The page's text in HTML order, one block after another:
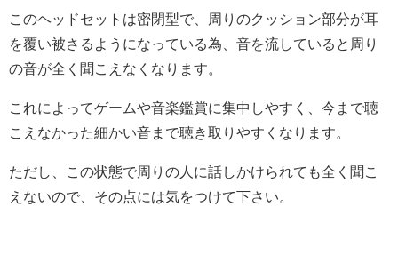
このヘッドセットは密閉型で、周りのクッション部分が耳
を覆い被さるようになっている為、音を流していると周り
の音が全く聞こえなくなります。
これによってゲームや音楽鑑賞に集中しやすく、今まで聴
こえなかった細かい音まで聴き取りやすくなります。
ただし、この状態で周りの人に話しかけられても全く聞こ
えないので、その点には気をつけて下さい。